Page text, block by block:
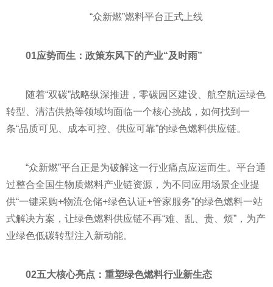
“众新燃”燃料平台正式上线
01应势而生：政策东风下的产业“及时雨”
随着“双碳”战略纵深推进，零碳园区建设、航空航运绿色
转型、清洁供热等领域均面临一个核心挑战，如何找到一
条“品质可见、成本可控、供应可靠”的绿色燃料供应链。
“众新燃”平台正是为破解这一行业痛点应运而生。平台通
过整合全国生物质燃料产业链资源，为不同应用场景企业提
供“一键采购+物流仓储+绿色认证+管家服务”的绿色燃料一站
式解决方案，让绿色燃料供应链不再“难、乱、贵、烦”，为产
业绿色低碳转型注入新动能。
02五大核心亮点：重塑绿色燃料行业新生态